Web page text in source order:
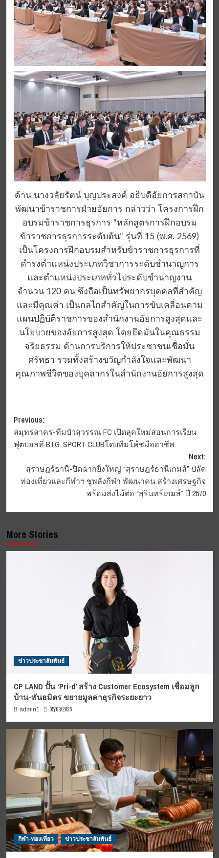
ด้าน นางวลัยรัตน์ บุญประสงค์ อธิบดีอัยการสถาบัน
พัฒนาข้าราชการฝ่ายอัยการ กล่าวว่า โครงการฝึก
อบรมข้าราชการธุรการ “หลักสูตรการฝึกอบรม
ข้าราชการธุรการระดับต้น” รุ่นที่ 15 (พ.ศ. 2569)
เป็นโครงการฝึกอบรมสำหรับข้าราชการธุรการที่
ดำรงตำแหน่งประเภทวิชาการระดับชำนาญการ
และตำแหน่งประเภททั่วไประดับชำนาญงาน
จำนวน 120 คน ซึ่งถือเป็นทรัพยากรบุคคลที่สำคัญ
และมีคุณค่า เป็นกลไกสำคัญในการขับเคลื่อนตาม
แผนปฏิบัติราชการของสำนักงานอัยการสูงสุดและ
นโยบายของอัยการสูงสุด โดยยึดมั่นในคุณธรรม
จริยธรรม ด้านการบริการให้ประชาชนเชื่อมั่น
ศรัทธา รวมทั้งสร้างขวัญกำลังใจและพัฒนา
คุณภาพชีวิตของบุคลากรในสำนักงานอัยการสูงสุด
Post
navigation
Previous:
สมุทรสาคร-ทีมบัวสุวรรณ FC เปิดลุคใหม่สอนการเรียน
ฟุตบอลที่ B.I.G. SPORT CLUBโดยทืมโค้ชมืออาชีพ
Next:
สุราษฎร์ธานี-ปิดฉากยิ่งใหญ่ “สุราษฎร์ธานีเกมส์” ปลัด
ท่องเที่ยวและกีฬาฯ ชูพลังกีฬา พัฒนาคน สร้างเศรษฐกิจ
พร้อมส่งไม้ต่อ “สุรินทร์เกมส์” ปี 2570
More Stories
ข่าวประชาสัมพันธ์
CP LAND ปั้น ‘Pri-d’ สร้าง Customer Ecosystem เชื่อมลูก
บ้าน-พันธมิตร ขยายมูลค่าธุรกิจระยะยาว
admin1 05/08/2026
กีฬา-ท่องเที่ยว ข่าวประชาสัมพันธ์